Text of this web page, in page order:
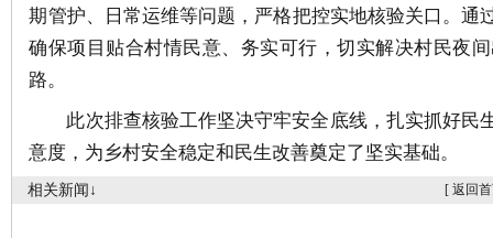
期管护、日常运维等问题，严格把控实地核验关口。通
确保项目贴合村情民意、务实可行，切实解决村民夜
路。
此次排查核验工作坚决守牢安全底线，扎实抓好民
意度，为乡村安全稳定和民生改善奠定了坚实基础。
相关新闻↓ [ 返回